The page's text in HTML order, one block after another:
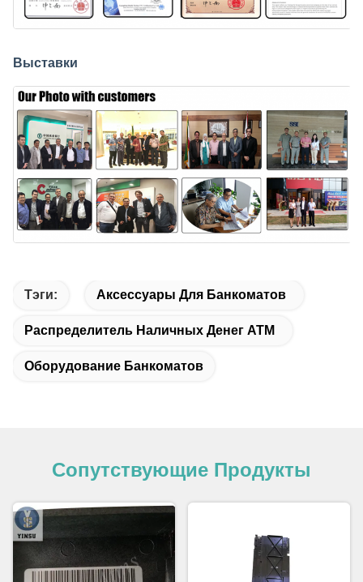
Выставки
Тэги: Аксессуары Для Банкоматов
Распределитель Наличных Денег ATM
Оборудование Банкоматов
Сопутствующие Продукты